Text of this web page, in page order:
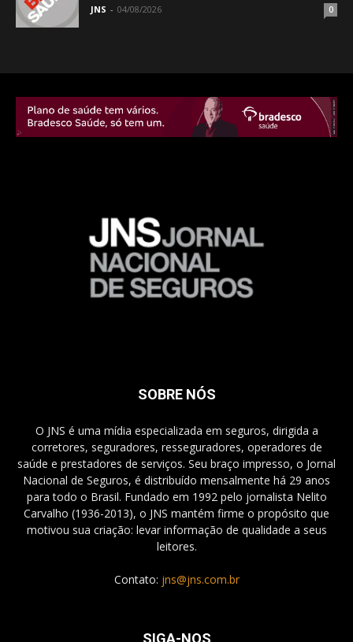
JNS - 04/08/2026 0
SOBRE NÓS
O JNS é uma mídia especializada em seguros, dirigida a
corretores, seguradores, resseguradores, operadores de
saúde e prestadores de serviços. Seu braço impresso, o Jornal
Nacional de Seguros, é distribuído mensalmente há 29 anos
para todo o Brasil. Fundado em 1992 pelo jornalista Nelito
Carvalho (1936-2013), o JNS mantém firme o propósito que
motivou sua criação: levar informação de qualidade a seus
leitores.
Contato: jns@jns.com.br
SIGA-NOS